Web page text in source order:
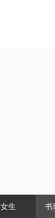
女生 书